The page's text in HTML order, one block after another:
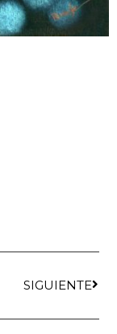
SIGUIENTE